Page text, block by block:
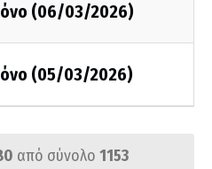
(06/03/2026)
(05/03/2026)
από σύνολο 1153